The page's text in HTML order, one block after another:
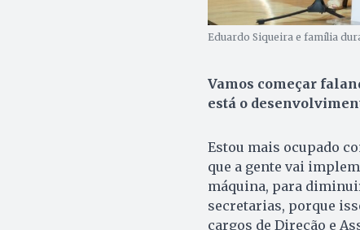
Eduardo Siqueira e família
Vamos começar
está o
Estou mais ocupado
que a gente vai
máquina, para
secretarias, porque
cargos de Direção e